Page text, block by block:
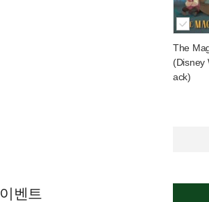
The
(Disney
ack)
이벤트